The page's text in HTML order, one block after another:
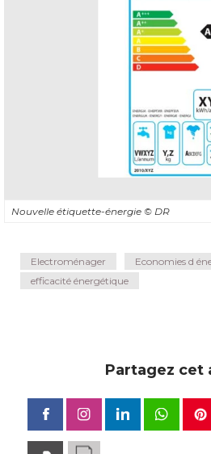
Nouvelle étiquette-énergie © DR
Electroménager
Economies d
efficacité énergétique
Partagez cet